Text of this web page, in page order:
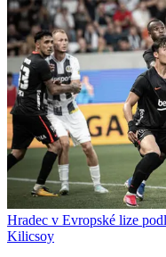
Hradec v Evropské lize
Kilicsoy